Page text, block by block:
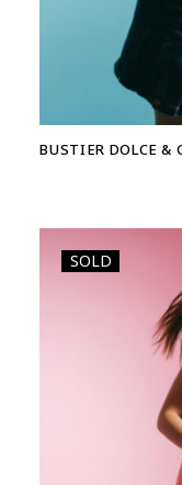
BUSTIER DOLCE &
SOLD